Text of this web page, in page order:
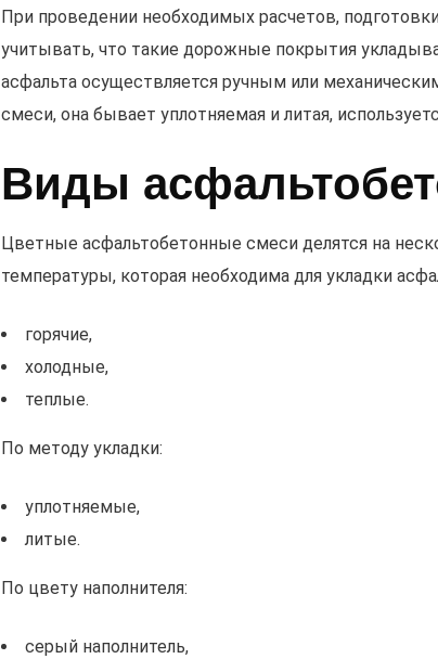
При проведении необходимых расчетов,
учитывать, что такие дорожные покрытия
асфальта осуществляется ручным или
смеси, она бывает уплотняемая и литая,
Виды
Цветные асфальтобетонные смеси делятся на
температуры, которая необходима для укладки
горячие,
холодные,
теплые.
По методу укладки:
уплотняемые,
литые.
По цвету наполнителя:
серый наполнитель,